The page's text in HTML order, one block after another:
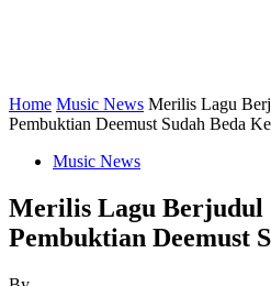
Home Music News Merilis Lagu
Pembuktian Deemust Sudah Beda
Music News
Merilis Lagu Berjudul
Pembuktian Deemust